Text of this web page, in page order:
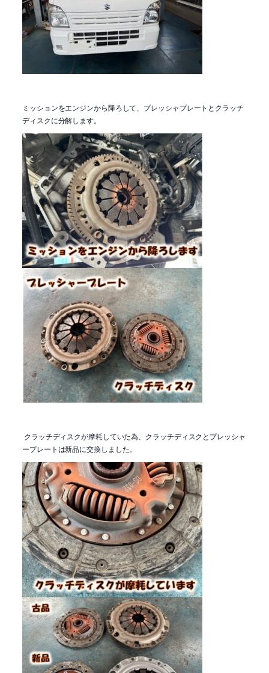
ミッションをエンジンから降ろして、プレッシャプレートとクラッチ
ディスクに分解します。
クラッチディスクが摩耗していた為、クラッチディスクとプレッシャ
ープレートは新品に交換しました。